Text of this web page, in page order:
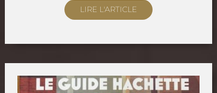
LIRE L'ARTICLE